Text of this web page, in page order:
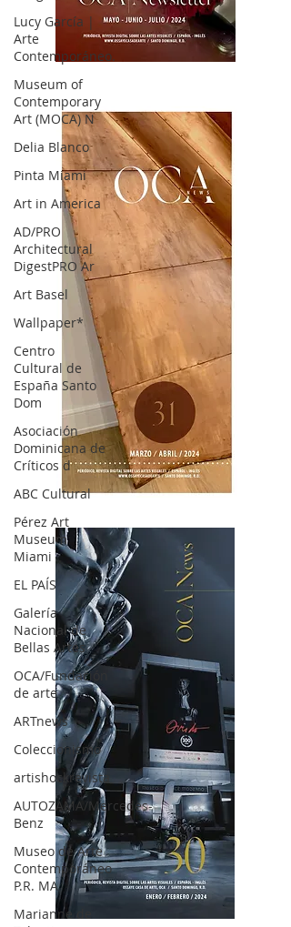
Lucy García |
Arte
Contemporáneo.
Museum of
Contemporary
Art (MOCA) N
Delia Blanco
Pinta Miami
Art in America
AD/PRO
Architectural
DigestPRO Ar
Art Basel
Wallpaper*
Centro
Cultural de
España Santo
Dom
Asociación
Dominicana de
Críticos d
ABC Cultural
Pérez Art
Museum
Miami
EL PAÍS
Galería
Nacional de
Bellas Artes
OCA/Fundación
de arte
ARTnews
Coleccionismo
artishockrevista
AUTOZAMA/Mercedes-
Benz
Museo de Arte
Contemporáneo
P.R. MA
Marianne de
OCA|News 32/ Mayo-Junio-Julio, 2023